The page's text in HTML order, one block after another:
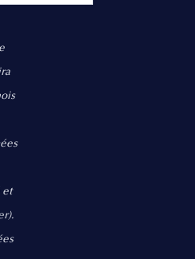
et